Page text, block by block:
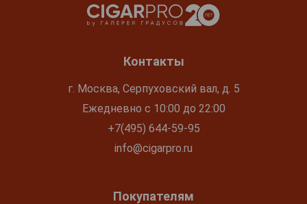
Контакты
г. Москва, Серпуховский вал, д. 5
Ежедневно с 10:00 до 22:00
+7(495) 644-59-95
info@cigarpro.ru
Покупателям